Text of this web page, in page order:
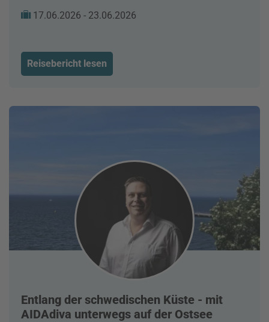
17.06.2026 - 23.06.2026
Reisebericht lesen
Entlang der schwedischen Küste - mit
AIDAdiva unterwegs auf der Ostsee